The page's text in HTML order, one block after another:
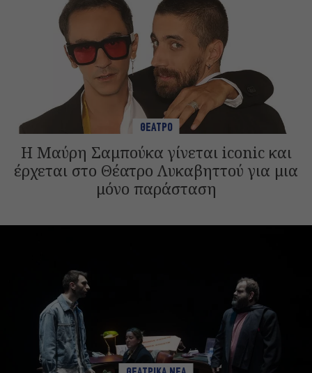
ΘΕΑΤΡΟ
Η Μαύρη Σαμπούκα γίνεται iconic και
έρχεται στο Θέατρο Λυκαβηττού για μια
μόνο παράσταση